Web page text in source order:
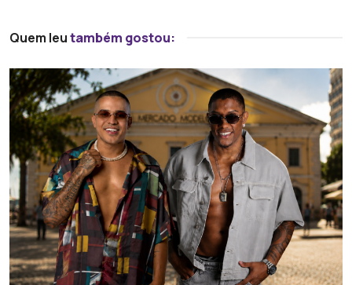
Quem leutambém gostou: